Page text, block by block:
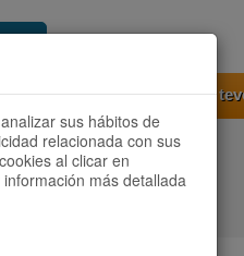
Registra't ara
Les
sus hábitos de
relacionada con sus
al clicar en
más detallada